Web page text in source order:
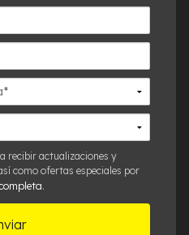
recibir actualizaciones y
como ofertas especiales por
.